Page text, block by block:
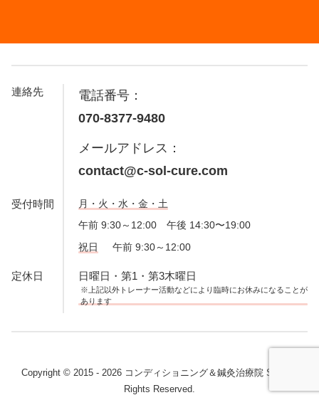
連絡先
電話番号：
070-8377-9480
メールアドレス：
contact@c-sol-cure.com
受付時間
月・火・水・金・土
午前 9:30～12:00 午後 14:30〜19:00
祝日
午前 9:30～12:00
定休日 日曜日・第1・第3木曜日
※上記以外トレーナー活動などにより臨時にお休みになることが
あります
Copyright © 2015 - 2026 コンディショニング＆鍼灸治療院 SoL. All
Rights Reserved.